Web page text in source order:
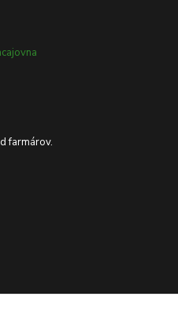
farmárov.